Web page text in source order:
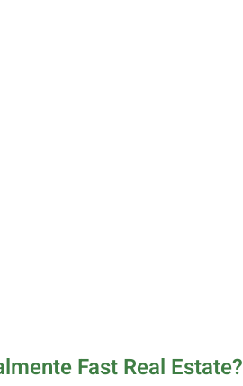
Fast Real Estate?